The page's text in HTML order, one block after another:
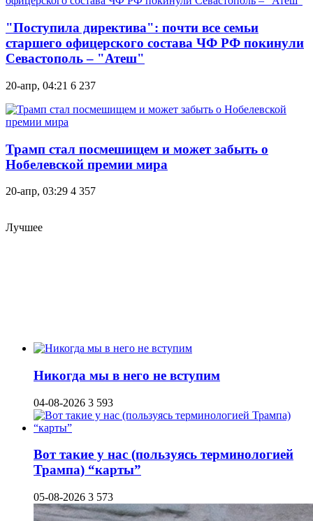
"Поступила директива": почти все семьи
старшего офицерского состава ЧФ РФ покинули
Севастополь – "Атеш"
20-апр, 04:21 6 237
Трамп стал посмешищем и может забыть о
Нобелевской премии мира
20-апр, 03:29 4 357
Лучшее
Никогда мы в него не вступим
04-08-2026 3 593
Вот такие у нас (пользуясь терминологией
Трампа) “карты”
05-08-2026 3 573